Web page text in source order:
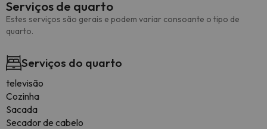
Serviços de quarto
Estes serviços são gerais e podem variar consoante o tipo de
quarto.
Serviços do quarto
televisão
Cozinha
Sacada
Secador de cabelo